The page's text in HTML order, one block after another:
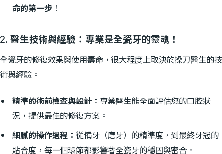
命的第一步！
2. 醫生技術與經驗：專業是全瓷牙的靈魂！
全瓷牙的修復效果與使用壽命，很大程度上取決於操刀醫生的技
術與經驗。
精準的術前檢查與設計： 專業醫生能全面評估您的口腔狀
況，提供最佳的修復方案。
細膩的操作過程：從備牙（磨牙）的精準度，到最終牙冠的
貼合度，每一個環節都影響著全瓷牙的穩固與密合。